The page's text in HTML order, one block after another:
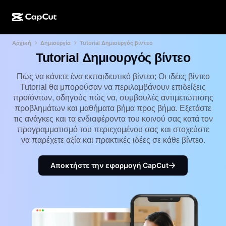
CapCut για υπολογιστή
Διαδικτυακή έκδοση του CapCut
CapCut Pad
CapCut για κινητό
Dreamina AI
Pippit ΤΝ
Σχεδιασμός ΤΝ
Στούντιο βίντεο
Εργαλείο δημιουργίας βίντεο ΤΝ
Εργαλείο δημιουργίας εικόνων ΤΝ
Βελτίωση εικόνας ΤΝ
Dreamina Seedance 2.5
Εργαλεία ΤΝ
Εργαλείο επεξεργασίας και δημιουργίας βίντεο
Εργαλείο επεξεργασίας και δημιουργίας εικόνας
Εργαλείο επεξεργασίας και δημιουργίας φωνής
Περισσότερα
Μέσα κοινωνικής δικτύωσης
Πρότυπα μέσων κοινωνικής δικτύωσης
Γιορτινά πρότυπα
Περισσότερα
Πρότυπα ημερολογίου
Πρότυπα επετείου
Κοινότητα
Πρωτοβουλίες
Συνεργάτες
Πρόγραμμα για δημιουργικούς συνεργάτες
Αρχική Δημιουργία Tutorial Δημιουργός βίντεο
Tutorial Δημιουργός βίντεο
Πώς να κάνετε ένα εκπαιδευτικό βίντεο; Οι ιδέες βίντεο
Tutorial θα μπορούσαν να περιλαμβάνουν επιδείξεις
προϊόντων, οδηγούς πώς να, συμβουλές αντιμετώπισης
προβλημάτων και μαθήματα βήμα προς βήμα. Εξετάστε
τις ανάγκες και τα ενδιαφέροντα του κοινού σας κατά τον
προγραμματισμό του περιεχομένου σας και στοχεύστε
να παρέχετε αξία και πρακτικές ιδέες σε κάθε βίντεο.
Αποκτήστε την εφαρμογή CapCut